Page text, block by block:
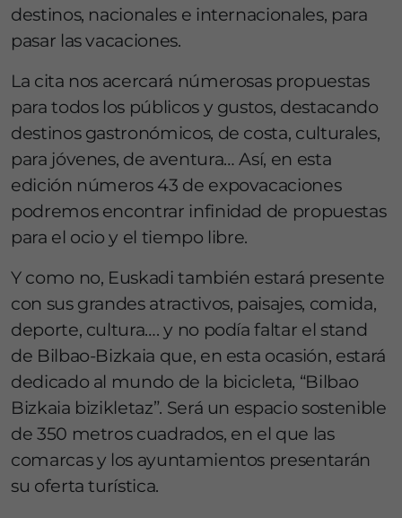
destinos, nacionales e internacionales, para
pasar las vacaciones.
La cita nos acercará númerosas propuestas
para todos los públicos y gustos, destacando
destinos gastronómicos, de costa, culturales,
para jóvenes, de aventura… Así, en esta
edición números 43 de expovacaciones
podremos encontrar infinidad de propuestas
para el ocio y el tiempo libre.
Y como no, Euskadi también estará presente
con sus grandes atractivos, paisajes, comida,
deporte, cultura…. y no podía faltar el stand
de Bilbao-Bizkaia que, en esta ocasión, estará
dedicado al mundo de la bicicleta, “Bilbao
Bizkaia bizikletaz”. Será un espacio sostenible
de 350 metros cuadrados, en el que las
comarcas y los ayuntamientos presentarán
su oferta turística.